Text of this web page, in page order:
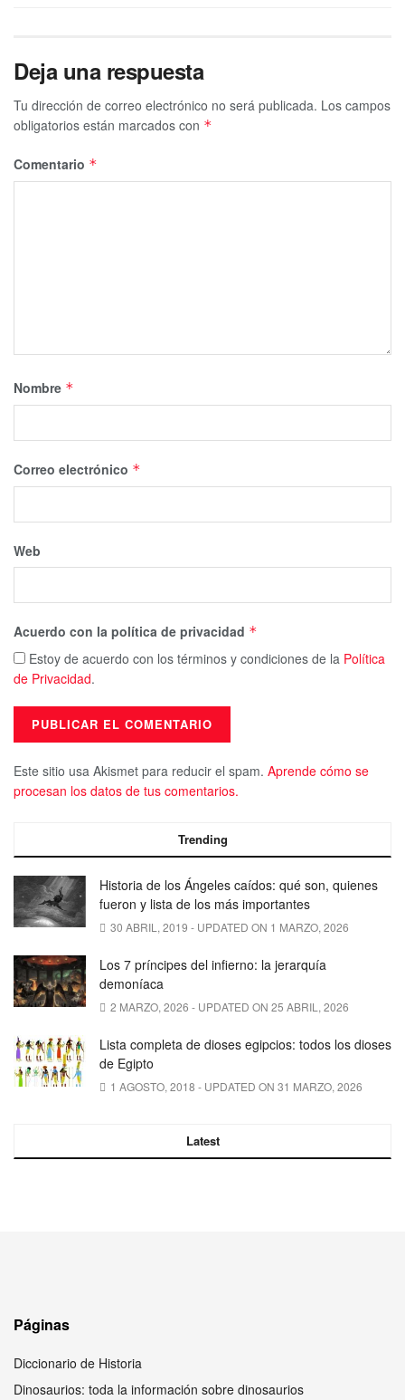
Deja una respuesta
Tu dirección de correo electrónico no será publicada. Los campos
obligatorios están marcados con *
Comentario *
Nombre *
Correo electrónico *
Web
Acuerdo con la política de privacidad *
Estoy de acuerdo con los términos y condiciones de la Política
de Privacidad.
Este sitio usa Akismet para reducir el spam. Aprende cómo se
procesan los datos de tus comentarios.
Trending
Historia de los Ángeles caídos: qué son, quienes
fueron y lista de los más importantes
30 ABRIL, 2019 - UPDATED ON 1 MARZO, 2026
Los 7 príncipes del infierno: la jerarquía
demoníaca
2 MARZO, 2026 - UPDATED ON 25 ABRIL, 2026
Lista completa de dioses egipcios: todos los dioses
de Egipto
1 AGOSTO, 2018 - UPDATED ON 31 MARZO, 2026
Latest
Páginas
Diccionario de Historia
Dinosaurios: toda la información sobre dinosaurios